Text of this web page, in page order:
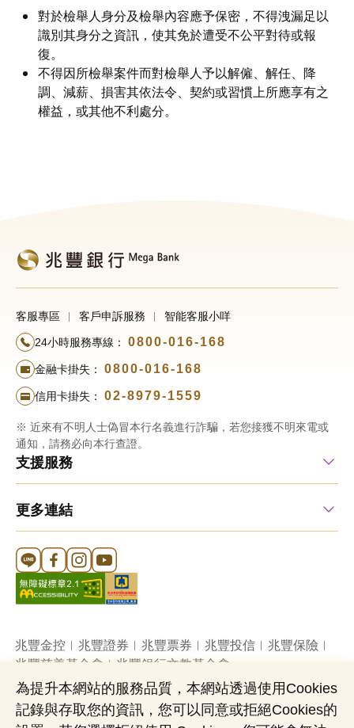
對於檢舉人身分及檢舉內容應予保密，不得洩漏足以
識別其身分之資訊，使其免於遭受不公平對待或報
復。
不得因所檢舉案件而對檢舉人予以解僱、解任、降
調、減薪、損害其依法令、契約或習慣上所應享有之
權益，或其他不利處分。
客服專區 客戶申訴服務 智能客服小咩
24小時服務專線： 0800-016-168
金融卡掛失： 0800-016-168
信用卡掛失： 02-8979-1559
※ 近來有不明人士偽冒本行名義進行詐騙，若您接獲不明來電或
通知，請務必向本行查證。
支援服務
更多連結
Line 官方帳號
FB 官方帳號
Instagram 官方帳號
YouTube 官方帳號
兆豐金控 兆豐證券 兆豐票券 兆豐投信
兆豐保險
兆豐慈善基金會
兆豐銀行文教基金會
網站導覽 法定公開揭露事項 機構投資人盡職治理
為提升本網站的服務品質，本網站透過使用Cookies
記錄與存取您的資訊，您可以同意或拒絕Cookies的